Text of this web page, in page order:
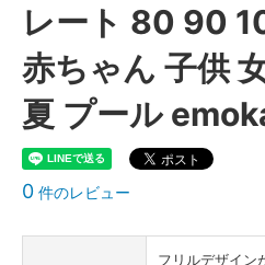
レート 80 90
赤ちゃん 子供
夏 プール
0 件のレビュー
フリルデザイン